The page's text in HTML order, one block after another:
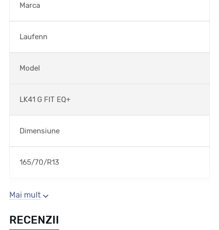
Marca
Laufenn
Model
LK41 G FIT EQ+
Dimensiune
165/70/R13
Sezon
VARA
Mai mult
RECENZII